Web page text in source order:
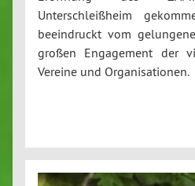
Unterschleißheim
beeindruckt vom
großen Engagement der
Vereine und Organisationen.